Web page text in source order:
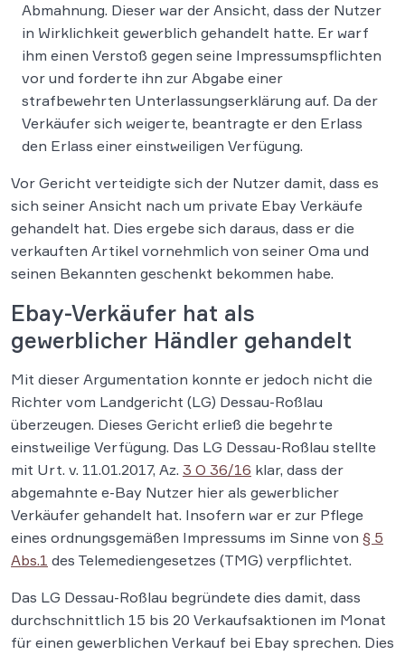
Abmahnung. Dieser war der Ansicht, dass der Nutzer
in Wirklichkeit gewerblich gehandelt hatte. Er warf
ihm einen Verstoß gegen seine Impressumspflichten
vor und forderte ihn zur Abgabe einer
strafbewehrten Unterlassungserklärung auf. Da der
Verkäufer sich weigerte, beantragte er den Erlass
den Erlass einer einstweiligen Verfügung.
Vor Gericht verteidigte sich der Nutzer damit, dass es
sich seiner Ansicht nach um private Ebay Verkäufe
gehandelt hat. Dies ergebe sich daraus, dass er die
verkauften Artikel vornehmlich von seiner Oma und
seinen Bekannten geschenkt bekommen habe.
Ebay-Verkäufer hat als
gewerblicher Händler gehandelt
Mit dieser Argumentation konnte er jedoch nicht die
Richter vom Landgericht (LG) Dessau-Roßlau
überzeugen. Dieses Gericht erließ die begehrte
einstweilige Verfügung. Das LG Dessau-Roßlau stellte
mit Urt. v. 11.01.2017, Az. 3 O 36/16 klar, dass der
abgemahnte e-Bay Nutzer hier als gewerblicher
Verkäufer gehandelt hat. Insofern war er zur Pflege
eines ordnungsgemäßen Impressums im Sinne von § 5
Abs.1 des Telemediengesetzes (TMG) verpflichtet.
Das LG Dessau-Roßlau begründete dies damit, dass
durchschnittlich 15 bis 20 Verkaufsaktionen im Monat
für einen gewerblichen Verkauf bei Ebay sprechen. Dies